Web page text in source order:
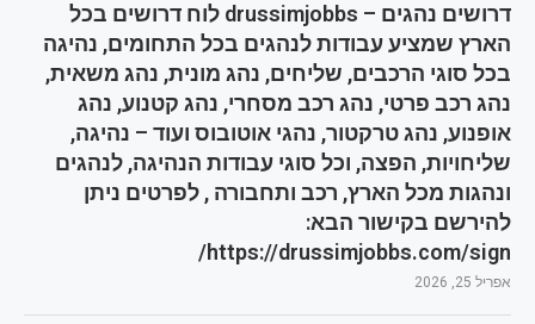
דרושים נהגים – drussimjobbs לוח דרושים בכל
הארץ שמציע עבודות לנהגים בכל התחומים, נהיגה
בכל סוגי הרכבים, שליחים, נהג מונית, נהג משאית,
נהג רכב פרטי, נהג רכב מסחרי, נהג קטנוע, נהג
אופנוע, נהג טרקטור, נהגי אוטובוס ועוד – נהיגה,
שליחויות, הפצה, וכל סוגי עבודות הנהיגה, לנהגים
ונהגות מכל הארץ, רכב ותחבורה , לפרטים ניתן
להירשם בקישור הבא:
https://drussimjobbs.com/sign/
אפריל 25, 2026